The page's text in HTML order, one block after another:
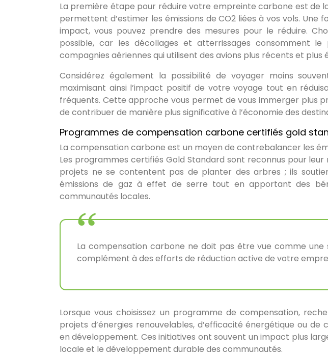
La première étape pour réduire votre empreinte carbone est de
permettent d’estimer les émissions de CO2 liées à vos vols. Une
impact, vous pouvez prendre des mesures pour le réduire.
possible, car les décollages et atterrissages consomment
compagnies aériennes qui utilisent des avions plus récents et
Considérez également la possibilité de voyager moins
maximisant ainsi l’impact positif de votre voyage tout en
fréquents. Cette approche vous permet de vous immerger plus
de contribuer de manière plus significative à l’économie des
Programmes de compensation carbone certifiés gold
La compensation carbone est un moyen de contrebalancer les
Les programmes certifiés Gold Standard sont reconnus pour
projets ne se contentent pas de planter des arbres ; ils
émissions de gaz à effet de serre tout en apportant des
communautés locales.
La compensation carbone ne doit pas être vue comme une
complément à des efforts de réduction active de votre
Lorsque vous choisissez un programme de compensation,
projets d’énergies renouvelables, d’efficacité énergétique ou
en développement. Ces initiatives ont souvent un impact plus
locale et le développement durable des communautés.